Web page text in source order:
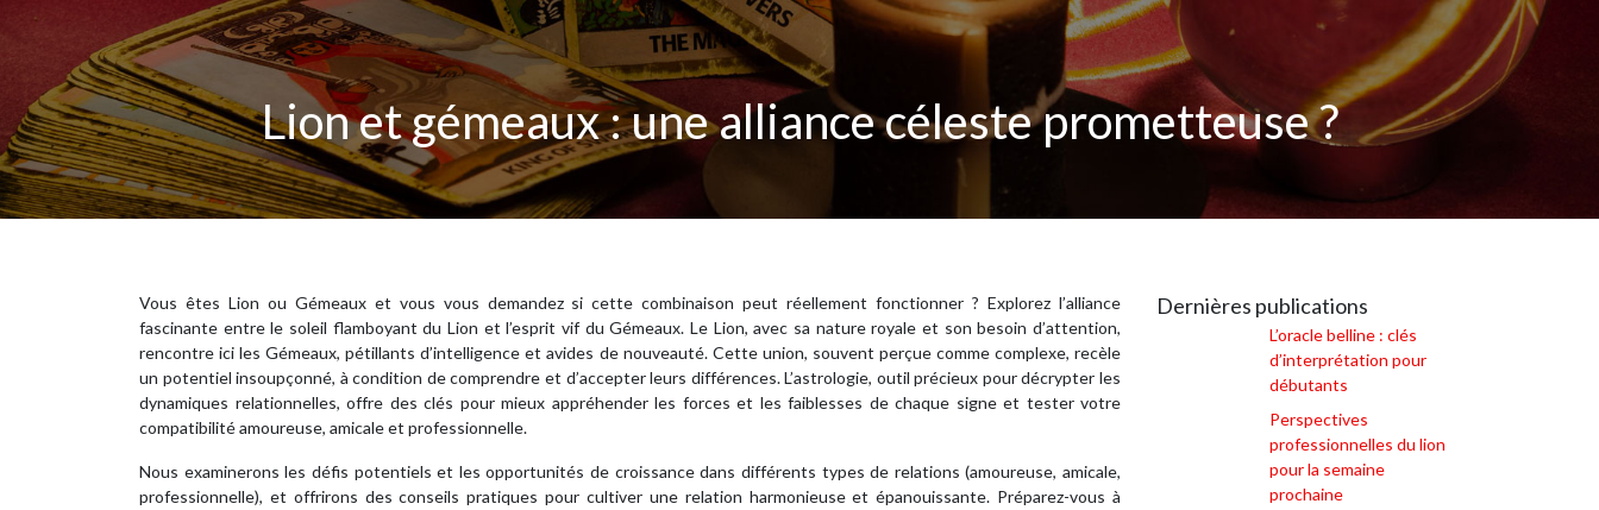
Lion et gémeaux : une alliance céleste prometteuse ?
Vous êtes Lion ou Gémeaux et vous vous demandez si cette combinaison peut réellement fonctionner ? Explorez l’alliance
fascinante entre le soleil flamboyant du Lion et l’esprit vif du Gémeaux. Le Lion, avec sa nature royale et son besoin d’attention,
rencontre ici les Gémeaux, pétillants d’intelligence et avides de nouveauté. Cette union, souvent perçue comme complexe, recèle
un potentiel insoupçonné, à condition de comprendre et d’accepter leurs différences. L’astrologie, outil précieux pour décrypter les
dynamiques relationnelles, offre des clés pour mieux appréhender les forces et les faiblesses de chaque signe et tester votre
compatibilité amoureuse, amicale et professionnelle.
Nous examinerons les défis potentiels et les opportunités de croissance dans différents types de relations (amoureuse, amicale,
professionnelle), et offrirons des conseils pratiques pour cultiver une relation harmonieuse et épanouissante. Préparez-vous à
Dernières publications
L’oracle belline : clés
d’interprétation pour
débutants
Perspectives
professionnelles du lion
pour la semaine
prochaine